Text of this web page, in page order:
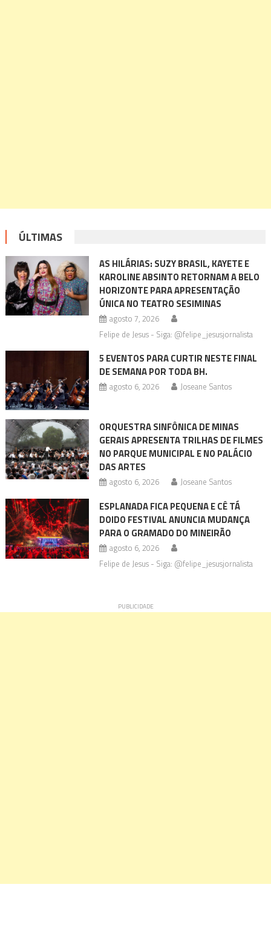
ÚLTIMAS
AS HILÁRIAS: SUZY BRASIL, KAYETE E
KAROLINE ABSINTO RETORNAM A BELO
HORIZONTE PARA APRESENTAÇÃO
ÚNICA NO TEATRO SESIMINAS
agosto 7, 2026
Felipe de Jesus - Siga: @felipe_jesusjornalista
5 EVENTOS PARA CURTIR NESTE FINAL
DE SEMANA POR TODA BH.
agosto 6, 2026 Joseane Santos
ORQUESTRA SINFÔNICA DE MINAS
GERAIS APRESENTA TRILHAS DE FILMES
NO PARQUE MUNICIPAL E NO PALÁCIO
DAS ARTES
agosto 6, 2026 Joseane Santos
ESPLANADA FICA PEQUENA E CÊ TÁ
DOIDO FESTIVAL ANUNCIA MUDANÇA
PARA O GRAMADO DO MINEIRÃO
agosto 6, 2026
Felipe de Jesus - Siga: @felipe_jesusjornalista